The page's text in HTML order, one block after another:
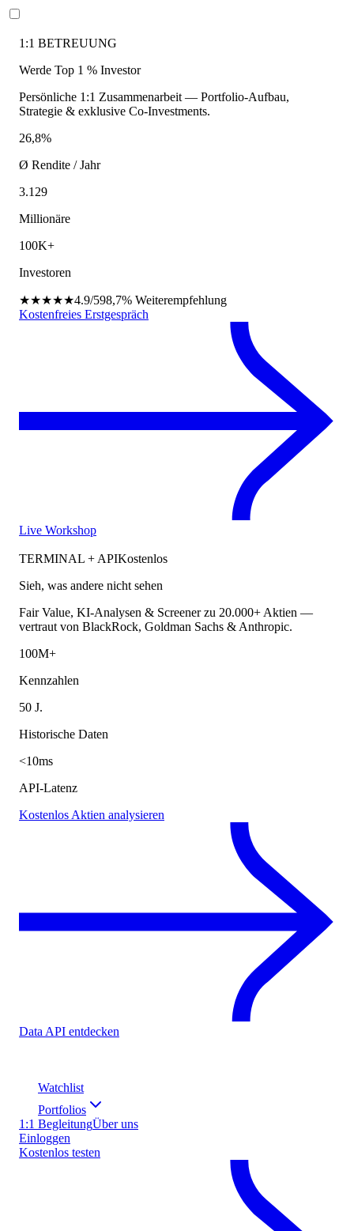
1:1 BETREUUNG
Werde Top 1 % Investor
Persönliche 1:1 Zusammenarbeit — Portfolio-Aufbau,
Strategie & exklusive Co-Investments.
26,8%
Ø Rendite / Jahr
3.129
Millionäre
100K+
Investoren
★★★★★4.9/598,7% Weiterempfehlung
Kostenfreies Erstgespräch
Live Workshop
TERMINAL + APIKostenlos
Sieh, was andere nicht sehen
Fair Value, KI-Analysen & Screener zu 20.000+ Aktien —
vertraut von BlackRock, Goldman Sachs & Anthropic.
100M+
Kennzahlen
50 J.
Historische Daten
<10ms
API-Latenz
Kostenlos Aktien analysieren
Data API entdecken
Watchlist
Portfolios
1:1 BegleitungÜber uns
Einloggen
Kostenlos testen